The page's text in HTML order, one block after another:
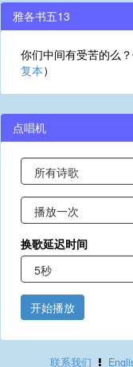
雅各书五13
你们中间有受苦的么
复本）
点唱机
换歌延迟时间
开始播放
联系我们